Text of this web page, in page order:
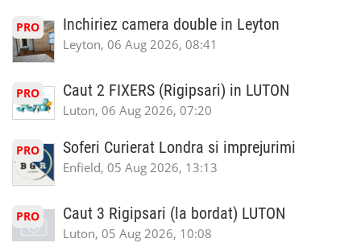
PRO Inchiriez camera double in Leyton
Leyton, 06 Aug 2026, 08:41
PRO Caut 2 FIXERS (Rigipsari) in LUTON
Luton, 06 Aug 2026, 07:20
PRO Soferi Curierat Londra si imprejurimi
Enfield, 05 Aug 2026, 13:13
PRO Caut 3 Rigipsari (la bordat) LUTON
Luton, 05 Aug 2026, 10:08